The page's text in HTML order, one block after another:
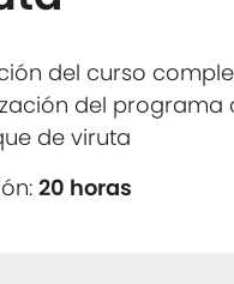
del curso
del programa
de viruta
20 horas